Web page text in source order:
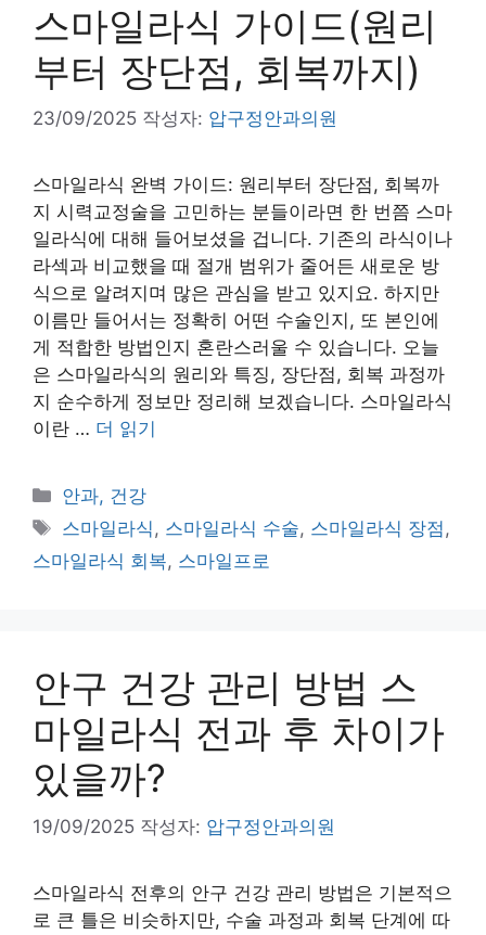
스마일라식 가이드(원리
부터 장단점, 회복까지)
23/09/2025 작성자: 압구정안과의원
스마일라식 완벽 가이드: 원리부터 장단점, 회복까
지 시력교정술을 고민하는 분들이라면 한 번쯤 스마
일라식에 대해 들어보셨을 겁니다. 기존의 라식이나
라섹과 비교했을 때 절개 범위가 줄어든 새로운 방
식으로 알려지며 많은 관심을 받고 있지요. 하지만
이름만 들어서는 정확히 어떤 수술인지, 또 본인에
게 적합한 방법인지 혼란스러울 수 있습니다. 오늘
은 스마일라식의 원리와 특징, 장단점, 회복 과정까
지 순수하게 정보만 정리해 보겠습니다. 스마일라식
이란 … 더 읽기
카
테
리
안과, 건강
태
그
스마일라식, 스마일라식 수술, 스마일라식 장점,
스마일라식 회복, 스마일프로
안구 건강 관리 방법 스
마일라식 전과 후 차이가
있을까?
19/09/2025 작성자: 압구정안과의원
스마일라식 전후의 안구 건강 관리 방법은 기본적으
로 큰 틀은 비슷하지만, 수술 과정과 회복 단계에 따